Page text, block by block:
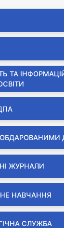
ТА
ЖУРНАЛИ
НАВЧАННЯ
СЛУЖБА